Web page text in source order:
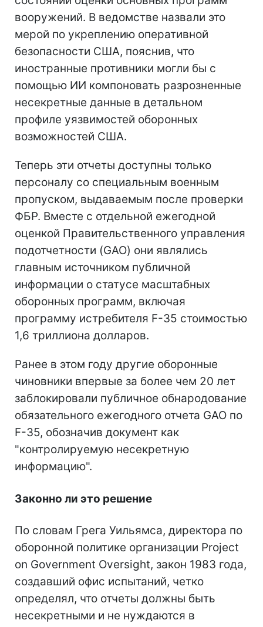
вооружений. В ведомстве назвали это
мерой по укреплению оперативной
безопасности США, пояснив, что
иностранные противники могли бы с
помощью ИИ компоновать разрозненные
несекретные данные в детальном
профиле уязвимостей оборонных
возможностей США.
Теперь эти отчеты доступны только
персоналу со специальным военным
пропуском, выдаваемым после проверки
ФБР. Вместе с отдельной ежегодной
оценкой Правительственного управления
подотчетности (GAO) они являлись
главным источником публичной
информации о статусе масштабных
оборонных программ, включая
программу истребителя F-35 стоимостью
1,6 триллиона долларов.
Ранее в этом году другие оборонные
чиновники впервые за более чем 20 лет
заблокировали публичное обнародование
обязательного ежегодного отчета GAO по
F-35, обозначив документ как
"контролируемую несекретную
информацию".
Законно ли это решение
По словам Грега Уильямса, директора по
оборонной политике организации Project
on Government Oversight, закон 1983 года,
создавший офис испытаний, четко
определял, что отчеты должны быть
несекретными и не нуждаются в